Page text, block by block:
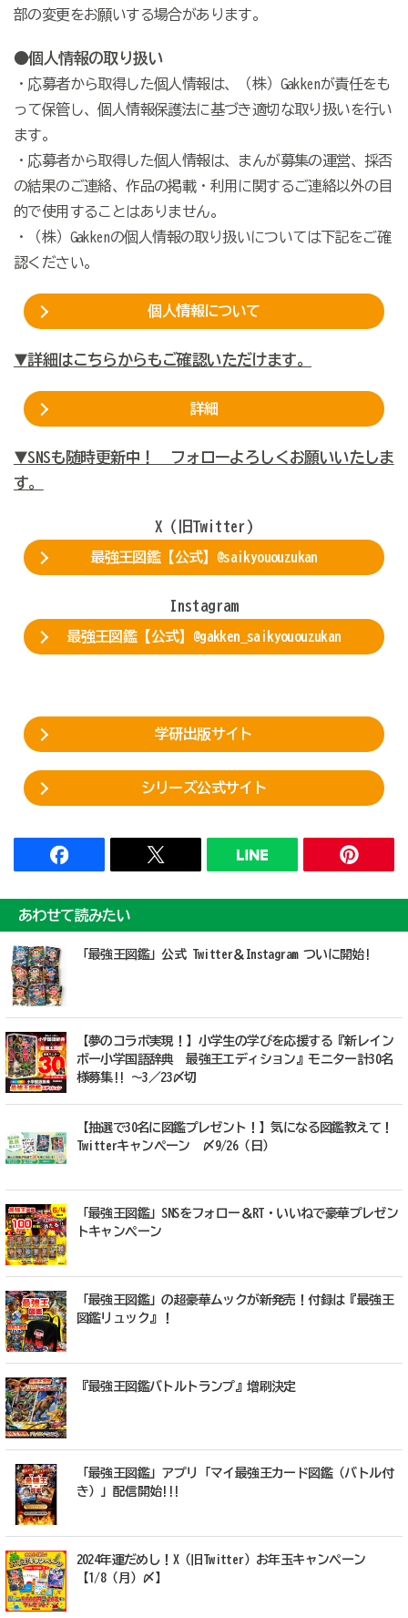
部の変更をお願いする場合があります。
●個人情報の取り扱い
・応募者から取得した個人情報は、（株）Gakkenが責任をも
って保管し、個人情報保護法に基づき適切な取り扱いを行い
ます。
・応募者から取得した個人情報は、まんが募集の運営、採否
の結果のご連絡、作品の掲載・利用に関するご連絡以外の目
的で使用することはありません。
・（株）Gakkenの個人情報の取り扱いについては下記をご確
認ください。
個人情報について
▼詳細はこちらからもご確認いただけます。
詳細
▼SNSも随時更新中！ フォローよろしくお願いいたしま
す。
X（旧Twitter)
最強王図鑑【公式】@saikyououzukan
Instagram
最強王図鑑【公式】@gakken_saikyououzukan
学研出版サイト
シリーズ公式サイト
あわせて読みたい
「最強王図鑑」公式 Twitter＆Instagram ついに開始!
【夢のコラボ実現！】小学生の学びを応援する『新レイン
ボー小学国語辞典 最強王エディション』モニター計30名
様募集!! ～3／23〆切
【抽選で30名に図鑑プレゼント！】気になる図鑑教えて！
Twitterキャンペーン 〆9/26（日）
「最強王図鑑」SNSをフォロー＆RT・いいねで豪華プレゼン
トキャンペーン
「最強王図鑑」の超豪華ムックが新発売！付録は『最強王
図鑑リュック』！
『最強王図鑑バトルトランプ』増刷決定
「最強王図鑑」アプリ「マイ最強王カード図鑑（バトル付
き）」配信開始!!!
2024年運だめし！X（旧Twitter）お年玉キャンペーン
【1/8（月）〆】